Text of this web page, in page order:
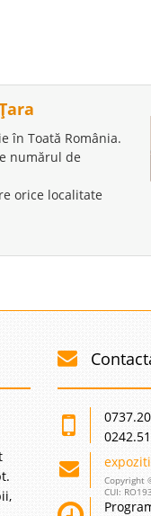
în Toată România.
numărul de
orice localitate
Copyright
CUI: